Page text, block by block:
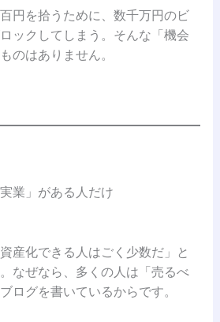
円を拾うために、数千万円のビ
ックしてしまう。そんな「機会
のはありません。
業」がある人だけ
産化できる人はごく少数だ」と
なぜなら、多くの人は「売るべ
ログを書いているからです。